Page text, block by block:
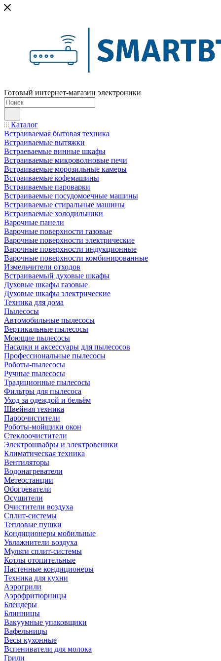
Готовый интернет-магазин электроники
Каталог
Встраиваемая бытовая техника
Встраиваемые вытяжки
Встраеваемые винные шкафы
Встраиваемые микроволновые печи
Встраиваемые морозильные камеры
Встраиваемые кофемашины
Встраиваемые пароварки
Встраиваемые посудомоечные машины
Встраиваемые стиральные машины
Встраиваемые холодильники
Варочные панели
Варочные поверхности газовые
Варочные поверхности электрические
Варочные поверхности индукционные
Варочные поверхности комбинированные
Измельчители отходов
Встраиваемый духовые шкафы
Духовые шкафы газовые
Духовые шкафы электрические
Техника для дома
Пылесосы
Автомобильные пылесосы
Вертикальные пылесосы
Моющие пылесосы
Насадки и аксессуары для пылесосов
Профессиональные пылесосы
Роботы-пылесосы
Ручные пылесосы
Традиционные пылесосы
Фильтры для пылесоса
Уход за одеждой и бельём
Швейная техника
Пароочистители
Роботы-мойщики окон
Стеклоочистители
Электрошвабры и электровеники
Климатическая техника
Вентиляторы
Водонагреватели
Метеостанции
Обогреватели
Осушители
Очистители воздуха
Сплит-системы
Тепловые пушки
Кондиционеры мобильные
Увлажнители воздуха
Мульти сплит-системы
Котлы отопительные
Настенные кондиционеры
Техника для кухни
Аэрогрили
Аэрофритюрницы
Блендеры
Блинницы
Вакуумные упаковщики
Вафельницы
Весы кухонные
Вспениватели для молока
Грили